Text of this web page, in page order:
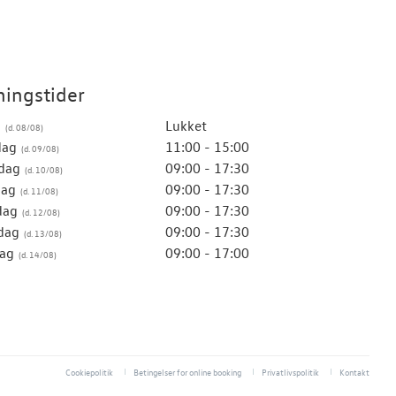
Lukket
11:00 - 15:00
09:00 - 17:30
09:00 - 17:30
09:00 - 17:30
09:00 - 17:30
09:00 - 17:00
Cookiepolitik Betingelser for online booking Privatlivspolitik Kontakt